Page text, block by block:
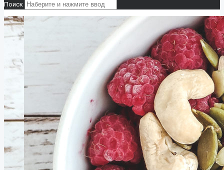
Поиск